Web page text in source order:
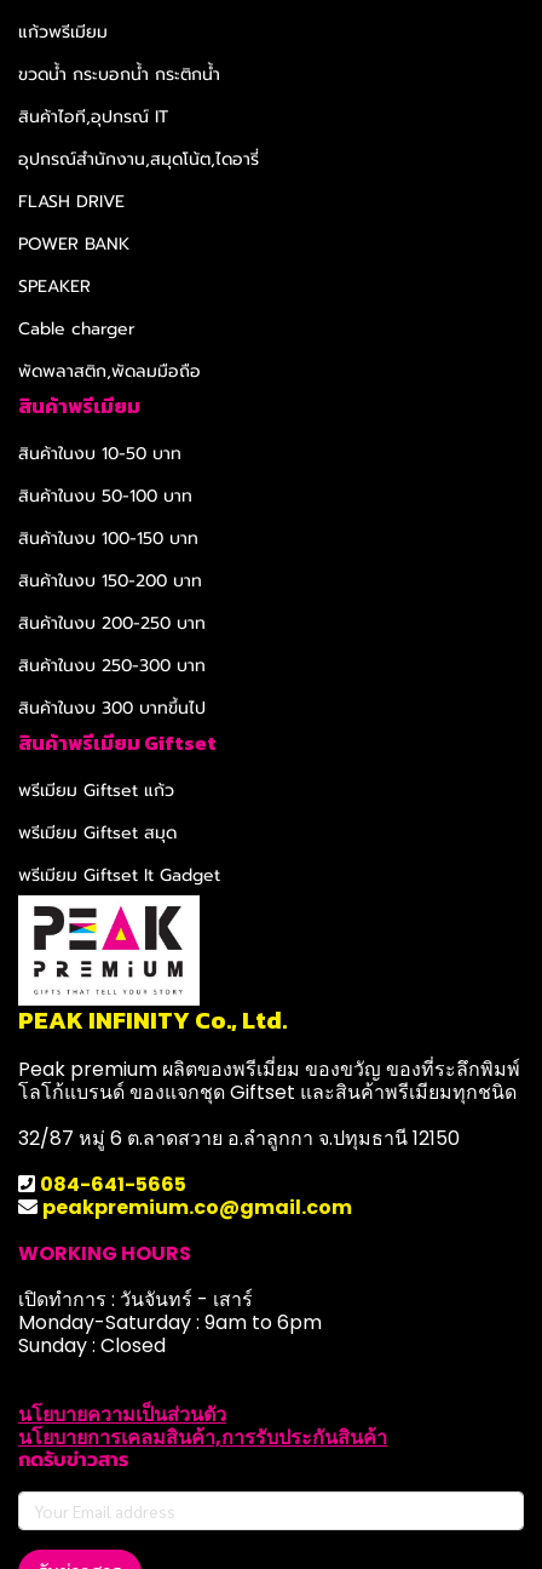
แก้วพรีเมียม
ขวดน้ำ กระบอกน้ำ กระติกน้ำ
สินค้าไอที,อุปกรณ์ IT
อุปกรณ์สำนักงาน,สมุดโน้ต,ไดอารี่
FLASH DRIVE
POWER BANK
SPEAKER
Cable charger
พัดพลาสติก,พัดลมมือถือ
สินค้าพรีเมียม
สินค้าในงบ 10-50 บาท
สินค้าในงบ 50-100 บาท
สินค้าในงบ 100-150 บาท
สินค้าในงบ 150-200 บาท
สินค้าในงบ 200-250 บาท
สินค้าในงบ 250-300 บาท
สินค้าในงบ 300 บาทขึ้นไป
สินค้าพรีเมียม Giftset
พรีเมียม Giftset แก้ว
พรีเมียม Giftset สมุด
พรีเมียม Giftset It Gadget
PEAK INFINITY Co., Ltd.
Peak premium ผลิตของพรีเมี่ยม ของขวัญ ของที่ระลึกพิมพ์
โลโก้แบรนด์ ของแจกชุด Giftset และสินค้าพรีเมียมทุกชนิด
32/87 หมู่ 6 ต.ลาดสวาย อ.ลำลูกกา จ.ปทุมธานี 12150
084-641-5665
peakpremium.co@gmail.com
WORKING HOURS
เปิดทำการ : วันจันทร์ - เสาร์
Monday-Saturday : 9am to 6pm
Sunday : Closed
นโยบายความเป็นส่วนตัว
นโยบายการเคลมสินค้า,การรับประกันสินค้า
กดรับข่าวสาร